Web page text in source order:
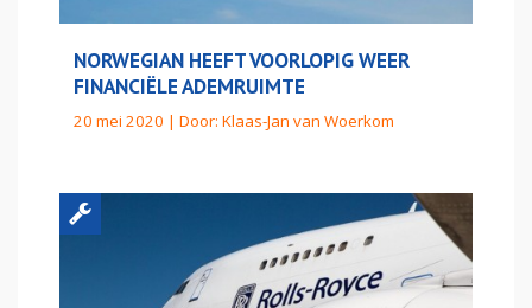
NORWEGIAN HEEFT VOORLOPIG WEER
FINANCIËLE ADEMRUIMTE
20 mei 2020 | Door: Klaas-Jan van Woerkom